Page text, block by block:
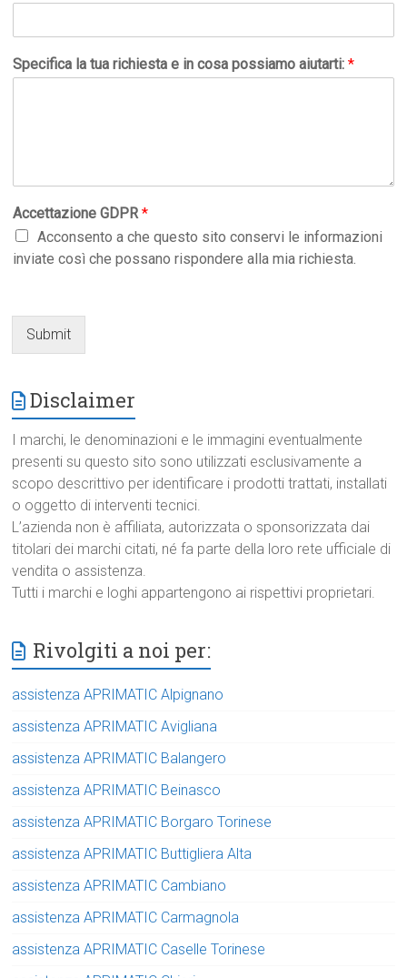
Specifica la tua richiesta e in cosa possiamo aiutarti:*
Accettazione GDPR*
Acconsento a che questo sito conservi le informazioni
inviate così che possano rispondere alla mia richiesta.
Submit
Disclaimer
I marchi, le denominazioni e le immagini eventualmente
presenti su questo sito sono utilizzati esclusivamente a
scopo descrittivo per identificare i prodotti trattati, installati
o oggetto di interventi tecnici.
L’azienda non è affiliata, autorizzata o sponsorizzata dai
titolari dei marchi citati, né fa parte della loro rete ufficiale di
vendita o assistenza.
Tutti i marchi e loghi appartengono ai rispettivi proprietari.
Rivolgiti a noi per:
assistenza APRIMATIC Alpignano
assistenza APRIMATIC Avigliana
assistenza APRIMATIC Balangero
assistenza APRIMATIC Beinasco
assistenza APRIMATIC Borgaro Torinese
assistenza APRIMATIC Buttigliera Alta
assistenza APRIMATIC Cambiano
assistenza APRIMATIC Carmagnola
assistenza APRIMATIC Caselle Torinese